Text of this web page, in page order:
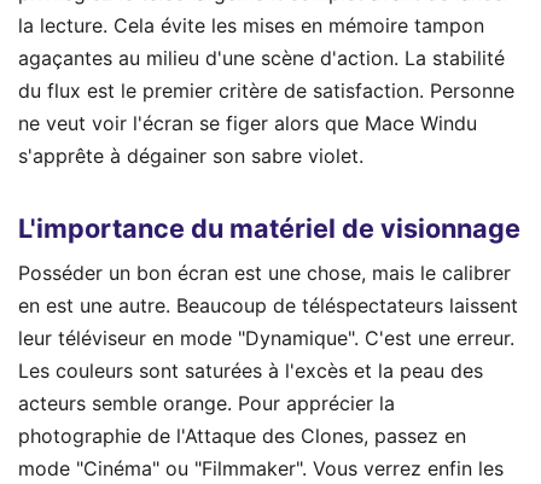
la lecture. Cela évite les mises en mémoire tampon
agaçantes au milieu d'une scène d'action. La stabilité
du flux est le premier critère de satisfaction. Personne
ne veut voir l'écran se figer alors que Mace Windu
s'apprête à dégainer son sabre violet.
L'importance du matériel de visionnage
Posséder un bon écran est une chose, mais le calibrer
en est une autre. Beaucoup de téléspectateurs laissent
leur téléviseur en mode "Dynamique". C'est une erreur.
Les couleurs sont saturées à l'excès et la peau des
acteurs semble orange. Pour apprécier la
photographie de l'Attaque des Clones, passez en
mode "Cinéma" ou "Filmmaker". Vous verrez enfin les